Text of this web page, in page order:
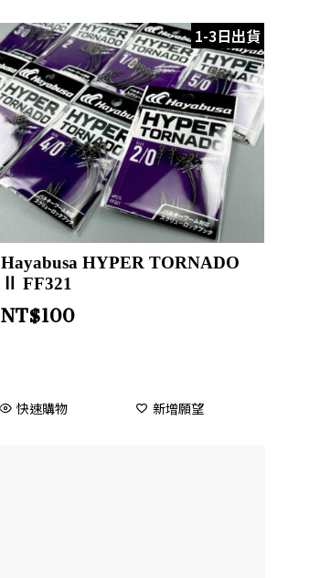
1-3日出貨
Hayabusa HYPER TORNADO
Ⅱ FF321
NT$100
快速購物 新增願望